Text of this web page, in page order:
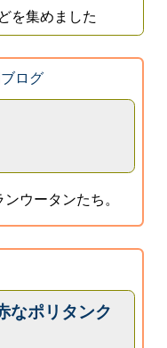
を集めました
ログ
ウータンたち。
なポリタンク